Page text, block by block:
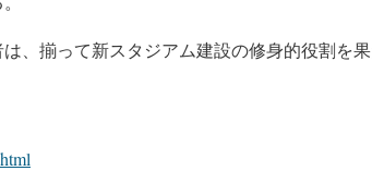
、揃って新スタジアム建設の修身的役割を